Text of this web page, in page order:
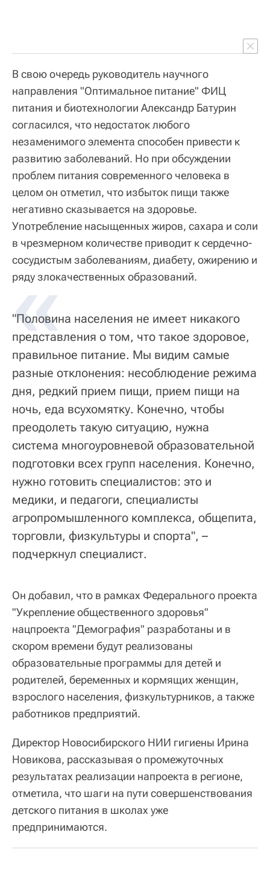
В свою очередь руководитель научного
направления "Оптимальное питание" ФИЦ
питания и биотехнологии Александр Батурин
согласился, что недостаток любого
незаменимого элемента способен привести к
развитию заболеваний. Но при обсуждении
проблем питания современного человека в
целом он отметил, что избыток пищи также
негативно сказывается на здоровье.
Употребление насыщенных жиров, сахара и соли
в чрезмерном количестве приводит к сердечно-
сосудистым заболеваниям, диабету, ожирению и
ряду злокачественных образований.
«
"Половина населения не имеет никакого
представления о том, что такое здоровое,
правильное питание. Мы видим самые
разные отклонения: несоблюдение режима
дня, редкий прием пищи, прием пищи на
ночь, еда всухомятку. Конечно, чтобы
преодолеть такую ситуацию, нужна
система многоуровневой образовательной
подготовки всех групп населения. Конечно,
нужно готовить специалистов: это и
медики, и педагоги, специалисты
агропромышленного комплекса, общепита,
торговли, физкультуры и спорта", –
подчеркнул специалист.
Он добавил, что в рамках Федерального проекта
"Укрепление общественного здоровья"
нацпроекта "Демография" разработаны и в
скором времени будут реализованы
образовательные программы для детей и
родителей, беременных и кормящих женщин,
взрослого населения, физкультурников, а также
работников предприятий.
Директор Новосибирского НИИ гигиены Ирина
Новикова, рассказывая о промежуточных
результатах реализации напроекта в регионе,
отметила, что шаги на пути совершенствования
детского питания в школах уже
предпринимаются.